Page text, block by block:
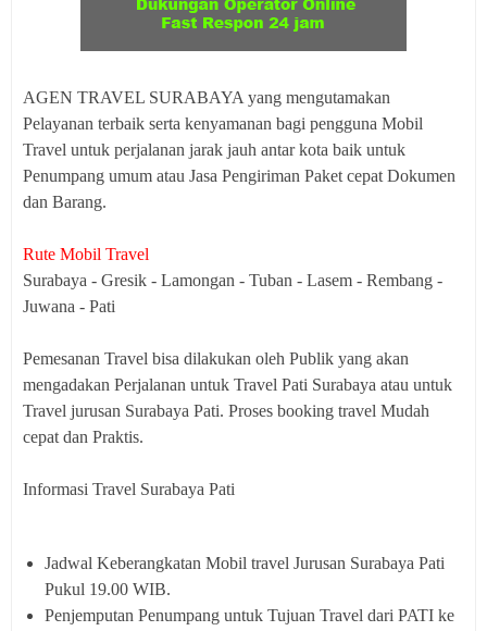
AGEN TRAVEL SURABAYA yang mengutamakan
Pelayanan terbaik serta kenyamanan bagi pengguna Mobil
Travel untuk perjalanan jarak jauh antar kota baik untuk
Penumpang umum atau Jasa Pengiriman Paket cepat Dokumen
dan Barang.
Rute Mobil Travel
Surabaya - Gresik - Lamongan - Tuban - Lasem - Rembang -
Juwana - Pati
Pemesanan Travel bisa dilakukan oleh Publik yang akan
mengadakan Perjalanan untuk Travel Pati Surabaya atau untuk
Travel jurusan Surabaya Pati. Proses booking travel Mudah
cepat dan Praktis.
Informasi Travel Surabaya Pati
Jadwal Keberangkatan Mobil travel Jurusan Surabaya Pati
Pukul 19.00 WIB.
Penjemputan Penumpang untuk Tujuan Travel dari PATI ke